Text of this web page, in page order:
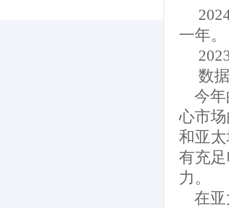
一年。
数
今
心市
和亚
有充
力。
在